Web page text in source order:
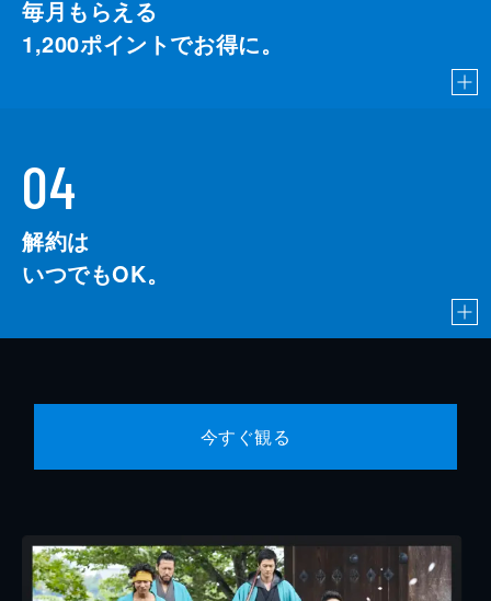
毎月もらえる
1,200ポイントでお得に。
04
解約は
いつでもOK。
今すぐ観る